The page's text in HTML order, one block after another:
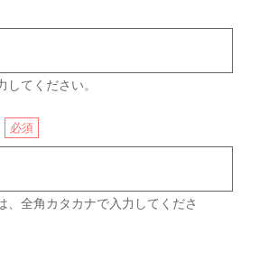
てください。
全角カタカナで入力してくださ